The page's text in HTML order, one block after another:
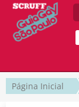
Página Inicial